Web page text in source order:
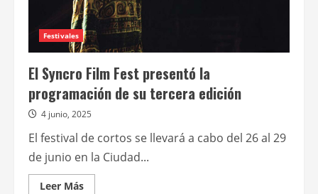
Festivales
El Syncro Film Fest presentó la
programación de su tercera edición
4 junio, 2025
El festival de cortos se llevará a cabo del 26 al 29
de junio en la Ciudad...
Leer MásLeer